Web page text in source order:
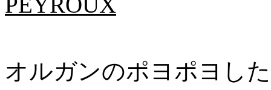
オルガンのポヨポヨし